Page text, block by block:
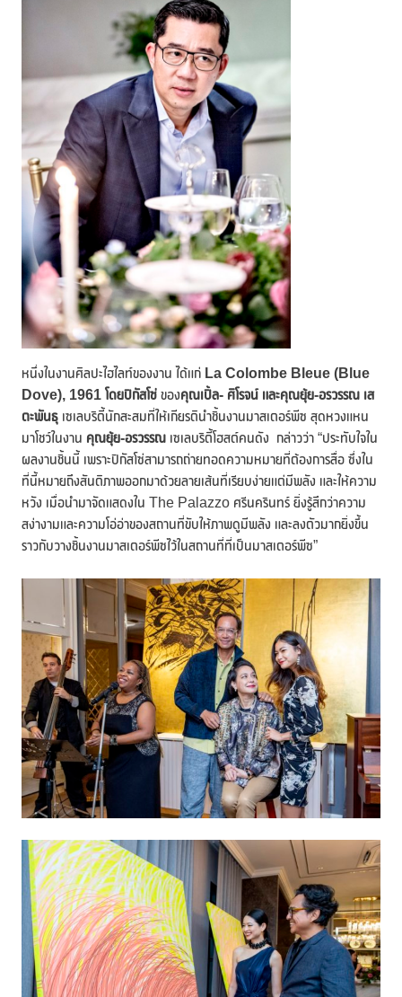
หนึ่งในงานศิลปะไฮไลท์ของงาน ได้แก่ La Colombe Bleue (Blue
Dove), 1961 โดยปิกัสโซ่ ของคุณเปิ้ล- ศิโรจน์ และคุณยุ้ย-อรวรรณ เส
ตะพันธุ เซเลบริตี้นักสะสมที่ให้เกียรตินำชิ้นงานมาสเตอร์พีซ สุดหวงแหน
มาโชว์ในงาน คุณยุ้ย-อรวรรณ เซเลบริตี้โฮสต์คนดัง กล่าวว่า “ประทับใจใน
ผลงานชิ้นนี้ เพราะปิกัสโซ่สามารถถ่ายทอดความหมายที่ต้องการสื่อ ซึ่งใน
ที่นี้หมายถึงสันติภาพออกมาด้วยลายเส้นที่เรียบง่ายแต่มีพลัง และให้ความ
หวัง เมื่อนำมาจัดแสดงใน The Palazzo ศรีนครินทร์ ยิ่งรู้สึกว่าความ
สง่างามและความโอ่อ่าของสถานที่ขับให้ภาพดูมีพลัง และลงตัวมากยิ่งขึ้น
ราวกับวางชิ้นงานมาสเตอร์พีซไว้ในสถานที่ที่เป็นมาสเตอร์พีซ”